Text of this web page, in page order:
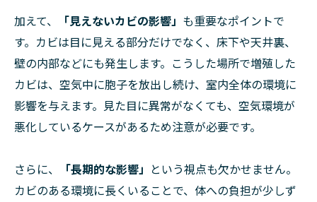
加えて、 「見えないカビの影響」 も重要なポイントで
す。カビは目に見える部分だけでなく、床下や天井裏、
壁の内部などにも発生します。こうした場所で増殖した
カビは、空気中に胞子を放出し続け、室内全体の環境に
影響を与えます。見た目に異常がなくても、空気環境が
悪化しているケースがあるため注意が必要です。
さらに、 「長期的な影響」 という視点も欠かせません。
カビのある環境に長くいることで、体への負担が少しず